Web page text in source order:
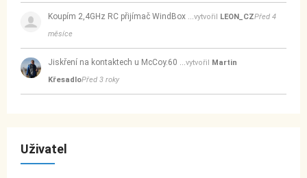
Koupím 2,4GHz RC přijímač WindBox … vytvořil LEON_CZPřed 4
měsíce
Jiskření na kontaktech u McCoy.60 … vytvořil Martin
KřesadloPřed 3 roky
Uživatel